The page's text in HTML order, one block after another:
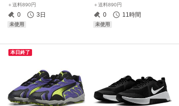
ture Cat OG ドライビングシ
ューズ
＋送料890円
0 3日
未使用
SHOX R4 レディース スニー
カー Y2K
＋送料890円
0 11時間
未使用
本日終了